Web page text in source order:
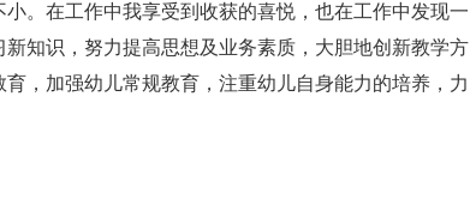
在工作中我享受到收获的喜悦，也在工作中发现一
知识，努力提高思想及业务素质，大胆地创新教学方
，加强幼儿常规教育，注重幼儿自身能力的培养，力